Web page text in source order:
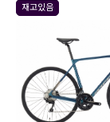
재고있음